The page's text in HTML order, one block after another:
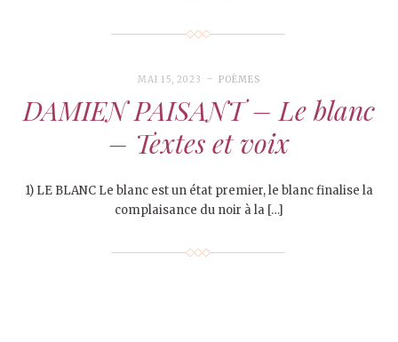
MAI 15, 2023 POÈMES
DAMIEN PAISANT – Le blanc
– Textes et voix
1) LE BLANC Le blanc est un état premier, le blanc finalise la
complaisance du noir à la […]